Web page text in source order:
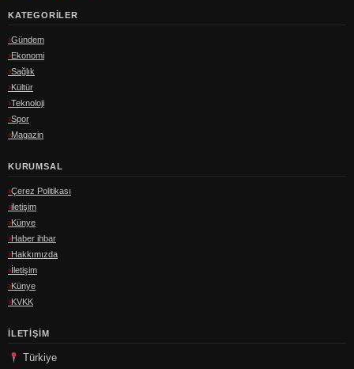
KATEGORILER
Gündem
Ekonomi
Sağlık
Kültür
Teknoloji
Spor
Magazin
KURUMSAL
Çerez Politikası
iletişim
Künye
Haber ihbar
Hakkımızda
İletişim
Künye
KVKK
İLETIŞIM
Türkiye